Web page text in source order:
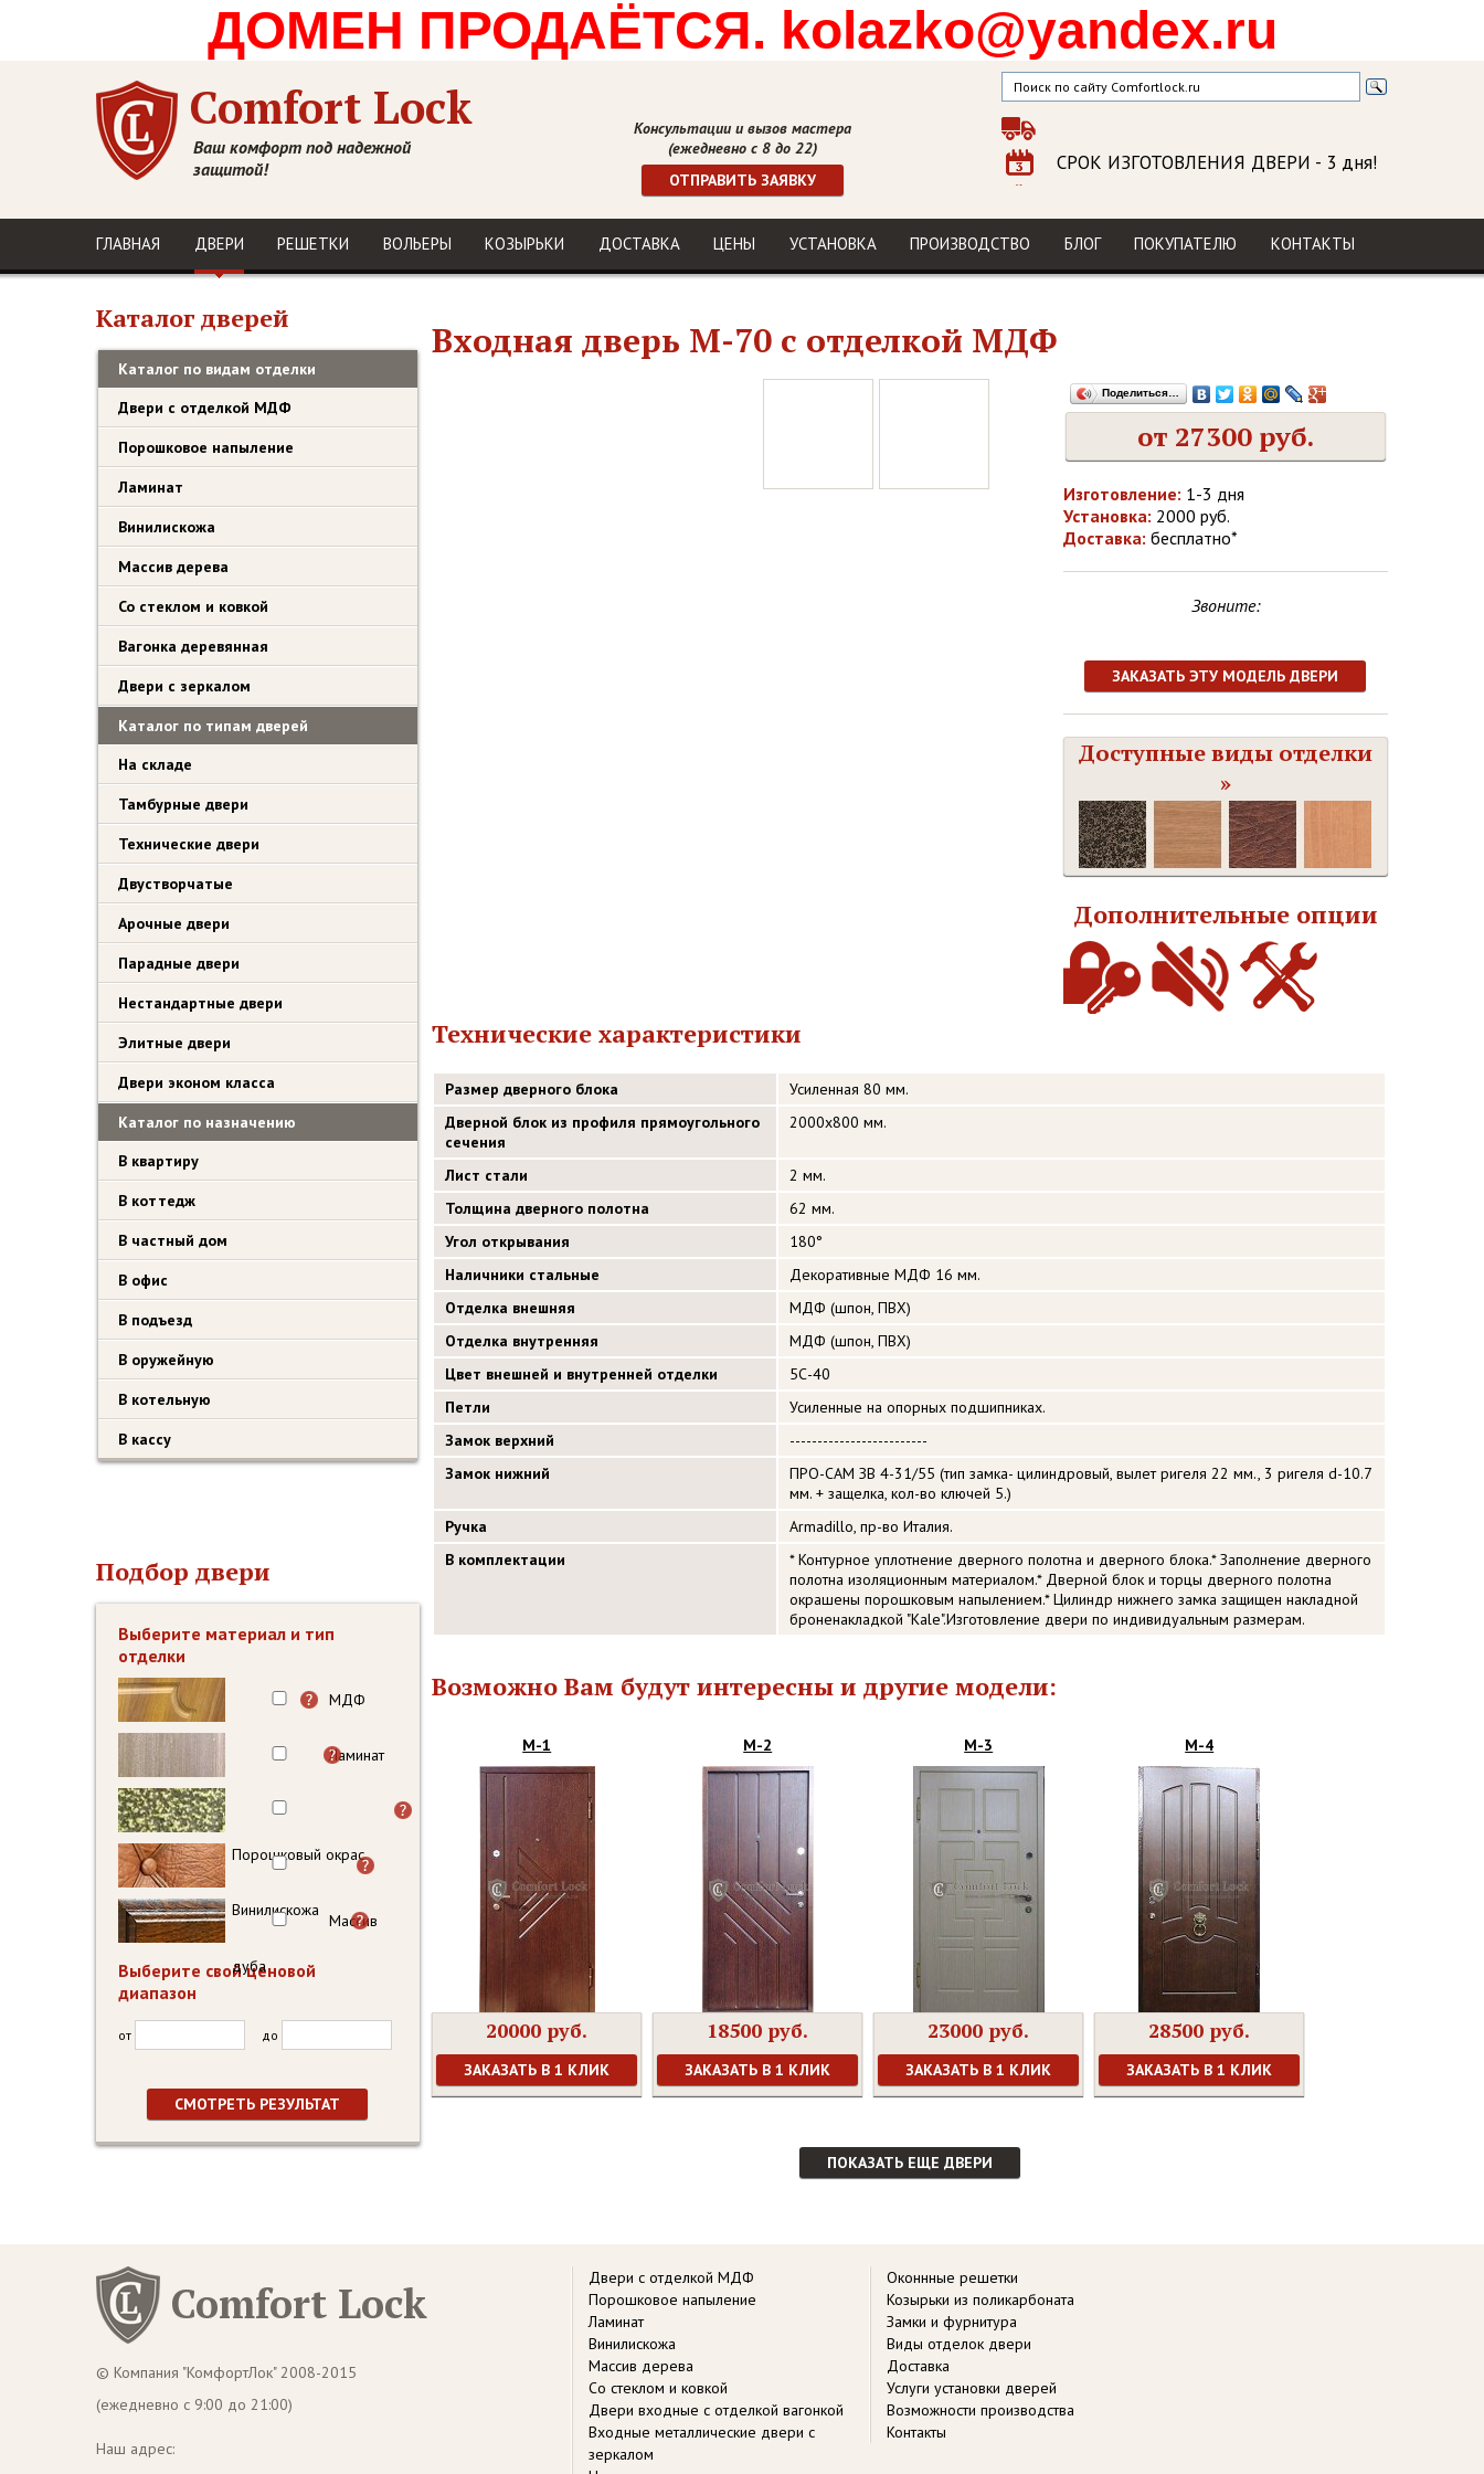
ДОМЕН ПРОДАЁТСЯ. kolazko@yandex.ru
Comfort Lock
Ваш комфорт под надежной
защитой!
Консультации и вызов мастера
(ежедневно с 8 до 22)
ОТПРАВИТЬ ЗАЯВКУ
СРОК ИЗГОТОВЛЕНИЯ ДВЕРИ - 3 дня!
МЫ В СОЦСЕТЯХ
ГЛАВНАЯ ДВЕРИ РЕШЕТКИ ВОЛЬЕРЫ КОЗЫРЬКИ ДОСТАВКА ЦЕНЫ УСТАНОВКА ПРОИЗВОДСТВО БЛОГ ПОКУПАТЕЛЮ КОНТАКТЫ
Входная дверь М-70 с отделкой МДФ
Поделиться…
от 27300 руб.
Изготовление: 1-3 дня
Установка: 2000 руб.
Доставка: бесплатно*
Звоните:
ЗАКАЗАТЬ ЭТУ МОДЕЛЬ ДВЕРИ
Доступные виды отделки
»
Дополнительные опции
Технические характеристики
Размер дверного блока
Усиленная 80 мм.
Дверной блок из профиля прямоугольного
сечения
2000х800 мм.
Лист стали
2 мм.
Толщина дверного полотна
62 мм.
Угол открывания
180°
Наличники стальные
Декоративные МДФ 16 мм.
Отделка внешняя
МДФ (шпон, ПВХ)
Отделка внутренняя
МДФ (шпон, ПВХ)
Цвет внешней и внутренней отделки
5С-40
Петли
Усиленные на опорных подшипниках.
Замок верхний
-------------------------
Замок нижний
ПРО-САМ ЗВ 4-31/55 (тип замка- цилиндровый, вылет ригеля 22 мм., 3 ригеля d-10.7
мм. + защелка, кол-во ключей 5.)
Ручка
Armadillo, пр-во Италия.
В комплектации
* Контурное уплотнение дверного полотна и дверного блока.* Заполнение дверного
полотна изоляционным материалом.* Дверной блок и торцы дверного полотна
окрашены порошковым напылением.* Цилиндр нижнего замка защищен накладной
броненакладкой "Kale".Изготовление двери по индивидуальным размерам.
Возможно Вам будут интересны и другие модели:
М-1
20000 руб.
ЗАКАЗАТЬ В 1 КЛИК
М-2
18500 руб.
ЗАКАЗАТЬ В 1 КЛИК
М-3
23000 руб.
ЗАКАЗАТЬ В 1 КЛИК
М-4
28500 руб.
ЗАКАЗАТЬ В 1 КЛИК
ПОКАЗАТЬ ЕЩЕ ДВЕРИ
Каталог дверей
Каталог по видам отделки
Двери с отделкой МДФ
Порошковое напыление
Ламинат
Винилискожа
Массив дерева
Со стеклом и ковкой
Вагонка деревянная
Двери с зеркалом
Каталог по типам дверей
На складе
Тамбурные двери
Технические двери
Двустворчатые
Арочные двери
Парадные двери
Нестандартные двери
Элитные двери
Двери эконом класса
Каталог по назначению
В квартиру
В коттедж
В частный дом
В офис
В подъезд
В оружейную
В котельную
В кассу
Подбор двери
Выберите материал и тип
отделки
МДФ
Ламинат
Порошковый окрас
Винилискожа
Массив
дуба
Выберите свой ценовой
диапазон
от до
Comfort Lock
© Компания "КомфортЛок" 2008-2015
(ежедневно с 9:00 до 21:00)
Наш адрес:
Двери с отделкой МДФ
Порошковое напыление
Ламинат
Винилискожа
Массив дерева
Со стеклом и ковкой
Двери входные с отделкой вагонкой
Входные металлические двери с
зеркалом
Оконнные решетки
Козырьки из поликарбоната
Замки и фурнитура
Виды отделок двери
Доставка
Услуги установки дверей
Возможности производства
Контакты